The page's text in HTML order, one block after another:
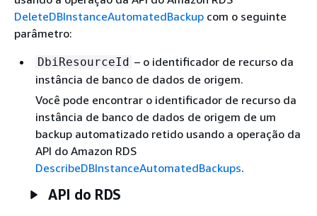
DeleteDBInstanceAutomatedBackup com o seguinte
parâmetro:
DbiResourceId – o identificador de recurso da
instância de banco de dados de origem.
Você pode encontrar o identificador de recurso da
instância de banco de dados de origem de um
backup automatizado retido usando a operação da
API do Amazon RDS
DescribeDBInstanceAutomatedBackups.
API do RDS